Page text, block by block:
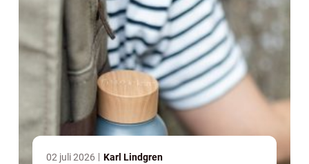
02 juli 2026 Karl Lindgren